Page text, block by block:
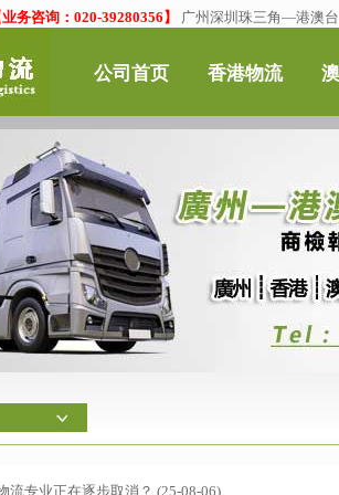
业务咨询：020-39280356】 广州深圳珠三角—港澳
公司首页 香港物流
流专业正在逐步取消？ (25-08-06)